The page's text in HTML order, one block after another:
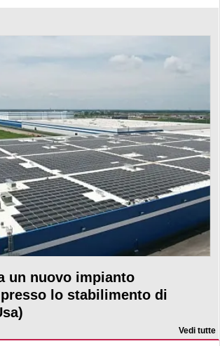
un nuovo impianto
lo stabilimento di
Vedi tutte